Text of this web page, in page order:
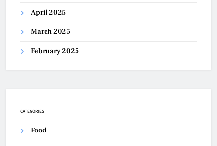
April 2025
March 2025
February 2025
CATEGORIES
Food